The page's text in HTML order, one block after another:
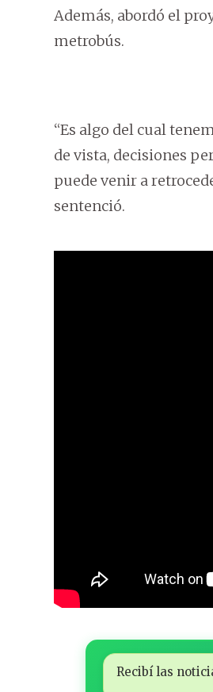
Además, abordó el
metrobús.
“Es algo del cual
de vista, decisiones
puede venir a
sentenció.
Recibí las